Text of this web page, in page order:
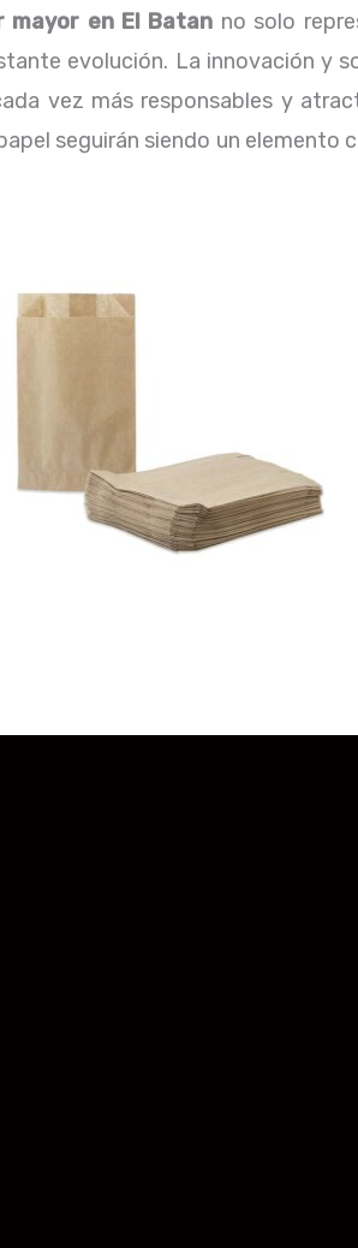
en El Batan no solo
evolución. La innovación y
vez más responsables y
seguirán siendo un elemento